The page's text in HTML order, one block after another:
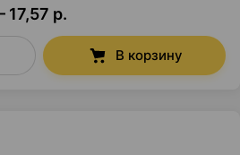
17,57 р.
В корзину